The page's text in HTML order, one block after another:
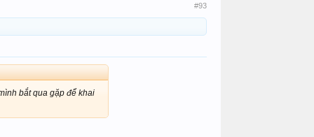
#93
bắt qua gặp để khai